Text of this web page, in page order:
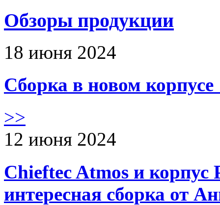
Обзоры продукции
18 июня 2024
Сборка в новом
>>
12 июня 2024
Chieftec Atmos и корпус
интересная сборка от